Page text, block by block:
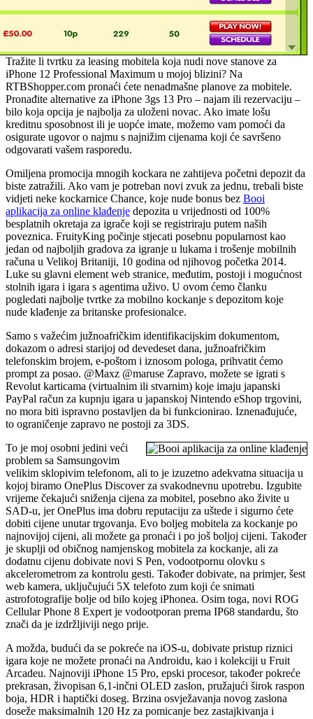
Tražite li tvrtku za leasing mobitela koja nudi nove stanove za
iPhone 12 Professional Maximum u mojoj blizini? Na
RTBShopper.com pronaći ćete nenadmašne planove za mobitele.
Pronađite alternative za iPhone 3gs 13 Pro – najam ili rezervaciju –
bilo koja opcija je najbolja za uloženi novac. Ako imate lošu
kreditnu sposobnost ili je uopće imate, možemo vam pomoći da
osigurate ugovor o najmu s najnižim cijenama koji će savršeno
odgovarati vašem rasporedu.
Omiljena promocija mnogih kockara ne zahtijeva početni depozit da
biste zatražili. Ako vam je potreban novi zvuk za jednu, trebali biste
vidjeti neke kockarnice Chance, koje nude bonus bez Booi
aplikacija za online klađenje depozita u vrijednosti od 100%
besplatnih okretaja za igrače koji se registriraju putem naših
poveznica. FruityKing počinje stjecati posebnu popularnost kao
jedan od najboljih gradova za igranje u lukama i trošenje mobilnih
računa u Velikoj Britaniji, 10 godina od njihovog početka 2014.
Luke su glavni element web stranice, međutim, postoji i mogućnost
stolnih igara i igara s agentima uživo. U ovom ćemo članku
pogledati najbolje tvrtke za mobilno kockanje s depozitom koje
nude klađenje za britanske profesionalce.
Samo s važećim južnoafričkim identifikacijskim dokumentom,
dokazom o adresi starijoj od devedeset dana, južnoafričkim
telefonskim brojem, e-poštom i iznosom pologa, prihvatit ćemo
prompt za posao. @Maxz @maruse Zapravo, možete se igrati s
Revolut karticama (virtualnim ili stvarnim) koje imaju japanski
PayPal račun za kupnju igara u japanskoj Nintendo eShop trgovini,
no mora biti ispravno postavljen da bi funkcionirao. Iznenađujuće,
to ograničenje zapravo ne postoji za 3DS.
To je moj osobni jedini veći
problem sa Samsungovim
velikim sklopivim telefonom, ali to je izuzetno adekvatna situacija u
kojoj biramo OnePlus Discover za svakodnevnu upotrebu. Izgubite
vrijeme čekajući sniženja cijena za mobitel, posebno ako živite u
SAD-u, jer OnePlus ima dobru reputaciju za uštede i sigurno ćete
dobiti cijene unutar trgovanja. Evo boljeg mobitela za kockanje po
najnovijoj cijeni, ali možete ga pronaći i po još boljoj cijeni. Također
je skuplji od običnog namjenskog mobitela za kockanje, ali za
dodatnu cijenu dobivate novi S Pen, vodootpornu olovku s
akcelerometrom za kontrolu gesti. Također dobivate, na primjer, šest
web kamera, uključujući 5X telefoto zum koji će snimati
astrofotografije bolje od bilo kojeg iPhonea. Osim toga, novi ROG
Cellular Phone 8 Expert je vodootporan prema IP68 standardu, što
znači da je izdržljiviji nego prije.
A možda, budući da se pokreće na iOS-u, dobivate pristup riznici
igara koje ne možete pronaći na Androidu, kao i kolekciji u Fruit
Arcadeu. Najnoviji iPhone 15 Pro, epski procesor, također pokreće
prekrasan, živopisan 6,1-inčni OLED zaslon, pružajući širok raspon
boja, HDR i haptički doseg. Brzina osvježavanja novog zaslona
doseže maksimalnih 120 Hz za pomicanje bez zastajkivanja i